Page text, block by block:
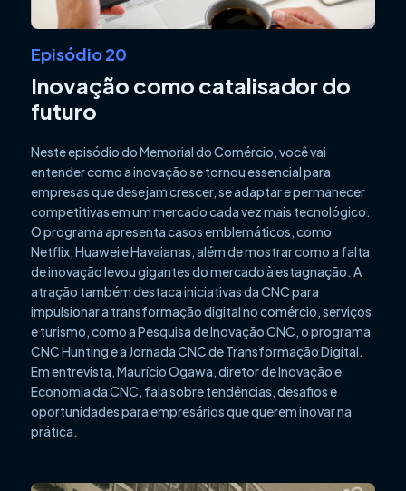
Episódio 20
Inovação como catalisador do
futuro
Neste episódio do Memorial do Comércio, você vai
entender como a inovação se tornou essencial para
empresas que desejam crescer, se adaptar e permanecer
competitivas em um mercado cada vez mais tecnológico.
O programa apresenta casos emblemáticos, como
Netflix, Huawei e Havaianas, além de mostrar como a falta
de inovação levou gigantes do mercado à estagnação. A
atração também destaca iniciativas da CNC para
impulsionar a transformação digital no comércio, serviços
e turismo, como a Pesquisa de Inovação CNC, o programa
CNC Hunting e a Jornada CNC de Transformação Digital.
Em entrevista, Maurício Ogawa, diretor de Inovação e
Economia da CNC, fala sobre tendências, desafios e
oportunidades para empresários que querem inovar na
prática.